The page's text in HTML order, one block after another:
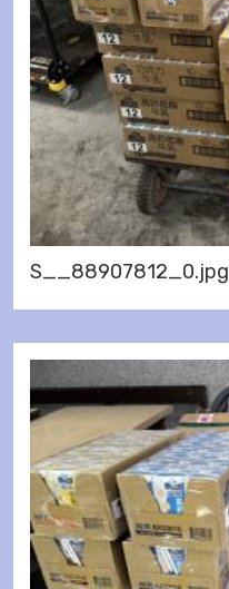
S__88907812_0.jpg